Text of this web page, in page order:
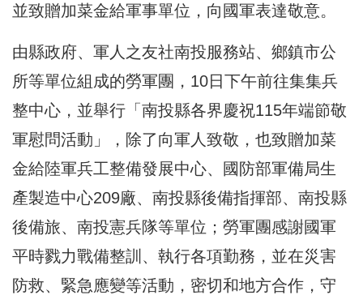
並致贈加菜金給軍事單位，向國軍表達敬意。
由縣政府、軍人之友社南投服務站、鄉鎮市公
所等單位組成的勞軍團，10日下午前往集集兵
整中心，並舉行「南投縣各界慶祝115年端節敬
軍慰問活動」，除了向軍人致敬，也致贈加菜
金給陸軍兵工整備發展中心、國防部軍備局生
產製造中心209廠、南投縣後備指揮部、南投縣
後備旅、南投憲兵隊等單位；勞軍團感謝國軍
平時戮力戰備整訓、執行各項勤務，並在災害
防救、緊急應變等活動，密切和地方合作，守